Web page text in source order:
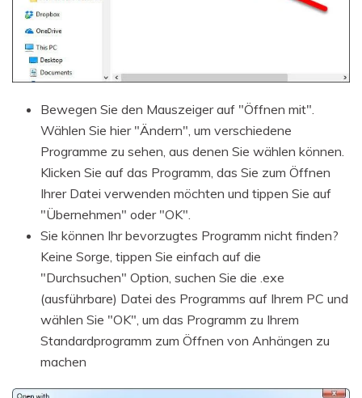
Bewegen Sie den Mauszeiger auf "Öffnen mit".
Wählen Sie hier "Ändern", um verschiedene
Programme zu sehen, aus denen Sie wählen können.
Klicken Sie auf das Programm, das Sie zum Öffnen
Ihrer Datei verwenden möchten und tippen Sie auf
"Übernehmen" oder "OK".
Sie können Ihr bevorzugtes Programm nicht finden?
Keine Sorge, tippen Sie einfach auf die
"Durchsuchen" Option, suchen Sie die .exe
(ausführbare) Datei des Programms auf Ihrem PC und
wählen Sie "OK", um das Programm zu Ihrem
Standardprogramm zum Öffnen von Anhängen zu
machen